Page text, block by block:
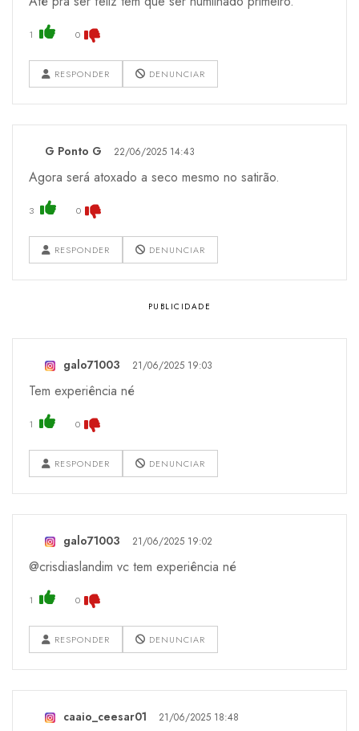
1 0
RESPONDER DENUNCIAR
G Ponto G 22/06/2025 14:43
Agora será atoxado a seco mesmo no satirão.
3 0
RESPONDER DENUNCIAR
galo71003 21/06/2025 19:03
Tem experiência né
1 0
RESPONDER DENUNCIAR
galo71003 21/06/2025 19:02
@crisdiaslandim vc tem experiência né
1 0
RESPONDER DENUNCIAR
caaio_ceesar01 21/06/2025 18:48